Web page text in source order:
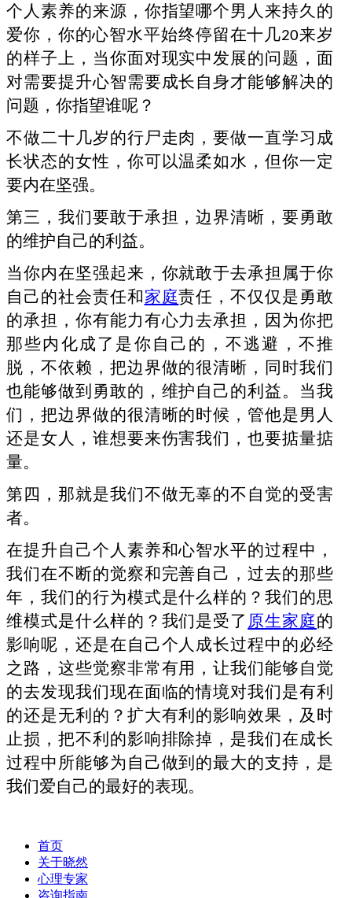
个人素养的来源，你指望哪个男人来持久的
爱你，你的心智水平始终停留在十几20来岁
的样子上，当你面对现实中发展的问题，面
对需要提升心智需要成长自身才能够解决的
问题，你指望谁呢？
不做二十几岁的行尸走肉，要做一直学习成
长状态的女性，你可以温柔如水，但你一定
要内在坚强。
第三，我们要敢于承担，边界清晰，要勇敢
的维护自己的利益。
当你内在坚强起来，你就敢于去承担属于你
自己的社会责任和 家庭责任，不仅仅是勇敢
的承担，你有能力有心力去承担，因为你把
那些内化成了是你自己的，不逃避，不推
脱，不依赖，把边界做的很清晰，同时我们
也能够做到勇敢的，维护自己的利益。当我
们，把边界做的很清晰的时候，管他是男人
还是女人，谁想要来伤害我们，也要掂量掂
量。
第四，那就是我们不做无辜的不自觉的受害
者。
在提升自己个人素养和心智水平的过程中，
我们在不断的觉察和完善自己，过去的那些
年，我们的行为模式是什么样的？我们的思
维模式是什么样的？我们是受了 原生家庭的
影响呢，还是在自己个人成长过程中的必经
之路，这些觉察非常有用，让我们能够自觉
的去发现我们现在面临的情境对我们是有利
的还是无利的？扩大有利的影响效果，及时
止损，把不利的影响排除掉，是我们在成长
过程中所能够为自己做到的最大的支持，是
我们爱自己的最好的表现。
首页
关于晓然
心理专家